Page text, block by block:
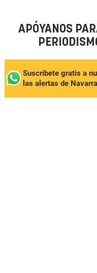
APÓYANOS
Suscríbete gratis a
las alertas de